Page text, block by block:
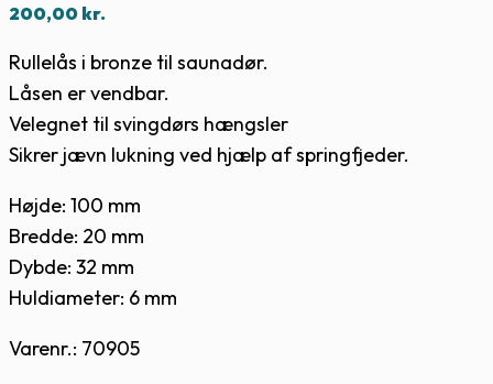
200,00 kr.
Rullelås i bronze til saunadør.
Låsen er vendbar.
Velegnet til svingdørs hængsler
Sikrer jævn lukning ved hjælp af springfjeder.
Højde: 100 mm
Bredde: 20 mm
Dybde: 32 mm
Huldiameter: 6 mm
Varenr.: 70905